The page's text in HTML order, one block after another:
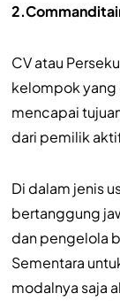
CV atau
kelompok yang
mencapai
dari pemilik
Di dalam jenis
bertanggung
dan pengelola
Sementara
modalnya saja